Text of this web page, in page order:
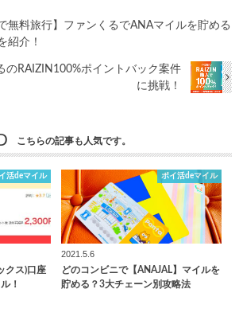
無料旅行】ファンくるでANAマイルを貯める
紹介！
のRAIZIN100%ポイントバック案件
に挑戦！
こちらの記事も人気です。
活deマイル
クス)口座
！
ポイ活deマイル
2021.5.6
どのコンビニで【ANAJAL】マイルを
貯める？3大チェーン別攻略法